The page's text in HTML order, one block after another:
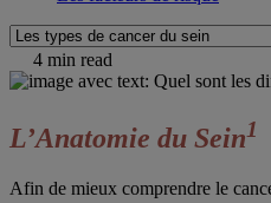
rapport
:
Navigate
Pages
:
Les
types
de
cancer
du
4 min read
L’Anatomie du Sein1
Afin de mieux comprendre le